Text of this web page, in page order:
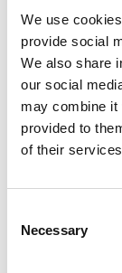
We use
provide social
We also share
our social
may combine it
provided to
of their
Selection
Necessary
Wir sind nicht
Haftung
nicht
Nutzung von